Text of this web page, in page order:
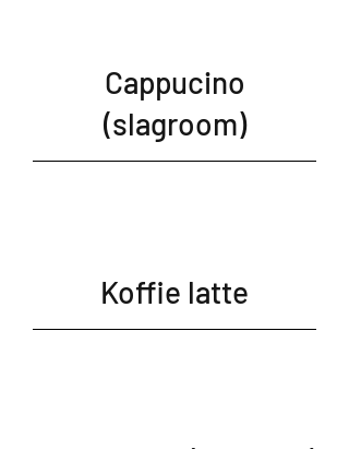
Cappucino
(slagroom)
Koffie latte